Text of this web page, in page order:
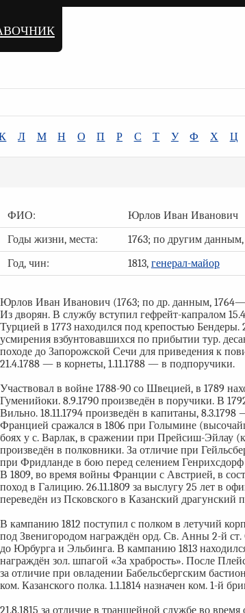
Л М Н О П Р С Т У Ф Х Ц
ФИО:
Юрлов Иван Иванович
Годы жизни, места:
1763; по другим
Год, чин:
1813, генерал-майор
Юрлов Иван Иванович (1763; по др. данным,
Из дворян. В службу вступил гефрейт-капралом
Турцией в 1773 находился под крепостью
усмирения взбунтовавшихся по прибытии тур.
походе до Запорожской Сечи для приведения к
21.4.1788 — в корнеты, 1.11.1788 — в подпоручики.
Участвовал в войне 1788-90 со Швецией, в 1789
Гуменийоки. 8.9.1790 произведён в поручики. В
Вильно. 18.11.1794 произведён в капитаны,
Францией сражался в 1806 при Голымине
боях у с. Варлак, в сражении при Прейсиш-Эйлау
произведён в полковники. За отличие при
при Фридланде в бою перед селением
В 1809, во время войны Франции с Австрией, в
поход в Галицию. 26.11.1809 за выслугу 25 лет в
переведён из Псковского в Казанский драгунский
В кампанию 1812 поступил с полком в летучий
под Звенигородом награждён орд. Св. Анны 2-й
до Юрбурга и Эльбинга. В кампанию 1813
награждён зол. шпагой «За храбрость». После
за отличие при овладении Бабельсбергским
ком. Казанского полка. 1.1.1814 назначен ком. 1-й
21.8.1815 за отличие в траншейной службе во